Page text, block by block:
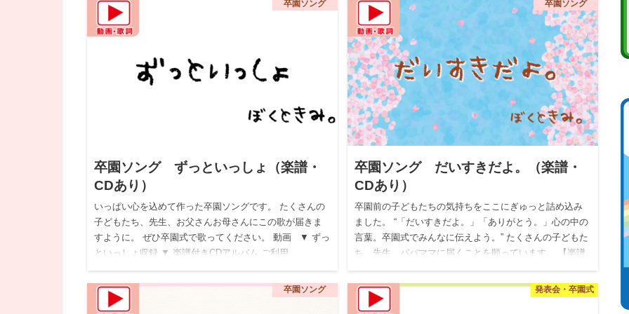
卒園ソング
卒園ソング ずっといっしょ（楽譜・
CDあり）
いっぱい心を込めて作った卒園ソングです。 たくさんの
子どもたち、先生、お父さんお母さんにこの歌が届きま
すように。 ぜひ卒園式で歌ってください。 動画 ▼ ずっ
といっしょ収録 ▼ 楽譜付きCDアルバム ご利用…
卒園ソング
卒園ソング だいすきだよ。（楽譜・
CDあり）
卒園前の子どもたちの気持ちをここにぎゅっと詰め込み
ました。 “「だいすきだよ。」「ありがとう。」心の中の
言葉。卒園式でみんなに伝えよう。” たくさんの子どもた
ち、先生、パパママに届くことを願っています。 【楽譜
卒園ソング 発表会・卒園式